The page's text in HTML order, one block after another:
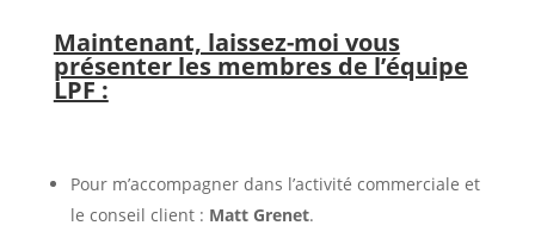
Maintenant, laissez-moi vous
présenter les membres de l’équipe
LPF :
Pour m’accompagner dans l’activité commerciale et
le conseil client : Matt Grenet.